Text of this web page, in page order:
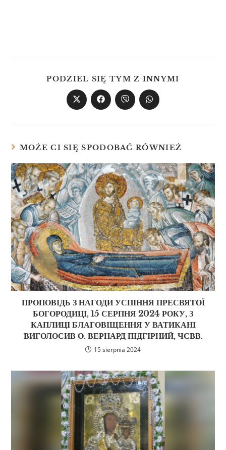
PODZIEL SIĘ TYM Z INNYMI
MOŻE CI SIĘ SPODOBAĆ RÓWNIEŻ
ПРОПОВІДЬ З НАГОДИ УСПІННЯ ПРЕСВЯТОЇ
БОГОРОДИЦІ, 15 СЕРПНЯ 2024 РОКУ, З
КАПЛИЦІ БЛАГОВІЩЕННЯ У ВАТИКАНІ
ВИГОЛОСИВ О. ВЕРНАРД ПІДГІРНИЙ, ЧСВВ.
15 sierpnia 2024